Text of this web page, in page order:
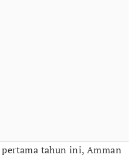
tahun ini, Amman